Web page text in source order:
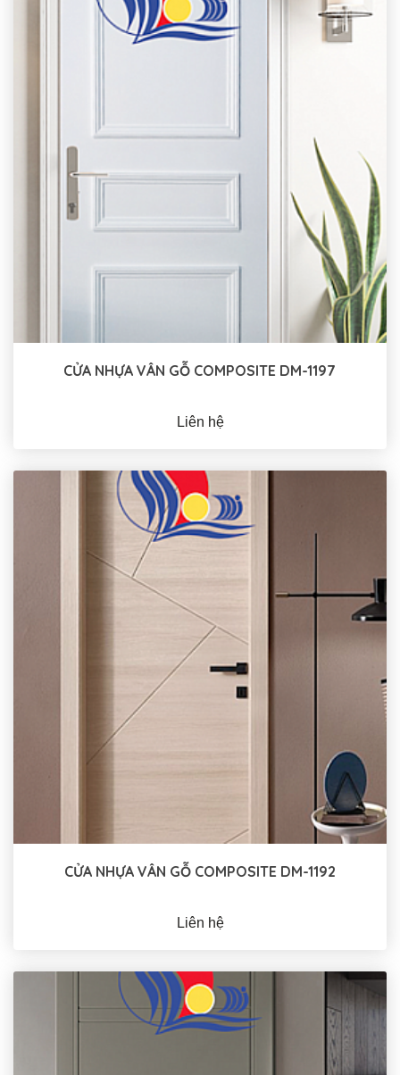
CỬA NHỰA VÂN GỖ COMPOSITE DM-1197
Liên hệ
CỬA NHỰA VÂN GỖ COMPOSITE DM-1192
Liên hệ